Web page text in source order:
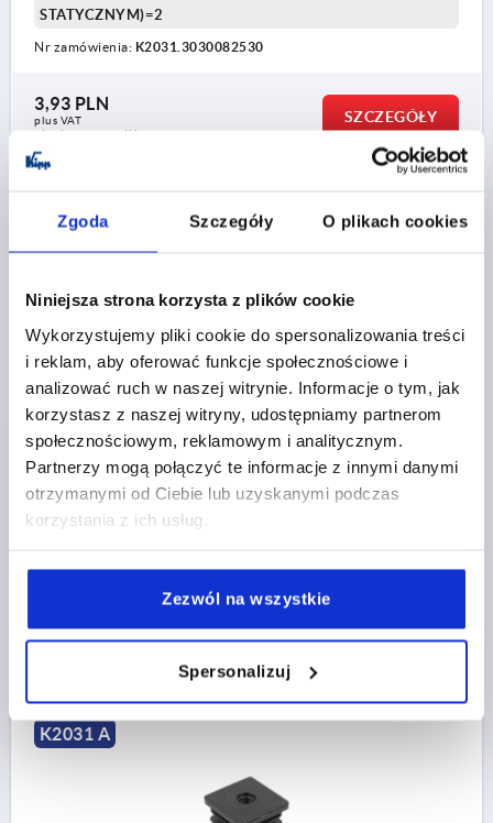
Zgoda Szczegóły O plikach cookies
Niniejsza strona korzysta z plików cookie
Wykorzystujemy pliki cookie do spersonalizowania treści
i reklam, aby oferować funkcje społecznościowe i
analizować ruch w naszej witrynie. Informacje o tym, jak
korzystasz z naszej witryny, udostępniamy partnerom
społecznościowym, reklamowym i analitycznym.
Partnerzy mogą połączyć te informacje z innymi danymi
otrzymanymi od Ciebie lub uzyskanymi podczas
korzystania z ich usług.
Zezwól na wszystkie
Spersonalizuj
STATYCZNYM)=2
Nr zamówienia: K2031.3030082530
3,93 PLN
plus VAT
plus koszty wysyłki
SZCZEGÓŁY
ZASLEPKA GWINTOWANA, FORMA:A, M08, A=32
POLIAMID CZARNY, DO RUR KWADRATOWYCH
FORMA=A TYP FORMY=KWADRATOWY
A=32
GWINT=M8
ODPOWIEDNI DO =32X32X1,5-2
WYSOKOŚĆ=5
DŁUGOŚĆ=24
L1=14,5
OBCIĄŻALNOŚĆ MAKS. KN (TYLKO PRZY OBCIĄŻENIU
5,22 PLN
K2031 A